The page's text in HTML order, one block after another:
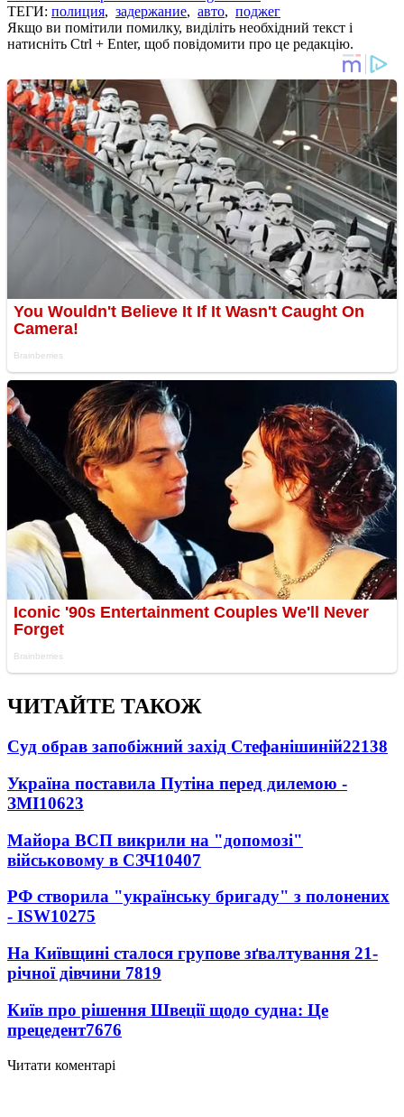
ТЕГИ: полиция, задержание, авто, поджег
Якщо ви помітили помилку, виділіть необхідний текст і
натисніть Ctrl + Enter, щоб повідомити про це редакцію.
ЧИТАЙТЕ ТАКОЖ
Суд обрав запобіжний захід Стефанішиній22138
Україна поставила Путіна перед дилемою -
ЗМІ10623
Майора ВСП викрили на "допомозі"
військовому в СЗЧ10407
РФ створила "українську бригаду" з полонених
- ISW10275
На Київщині сталося групове зґвалтування 21-
річної дівчини 7819
Київ про рішення Швеції щодо судна: Це
прецедент7676
Читати коментарі